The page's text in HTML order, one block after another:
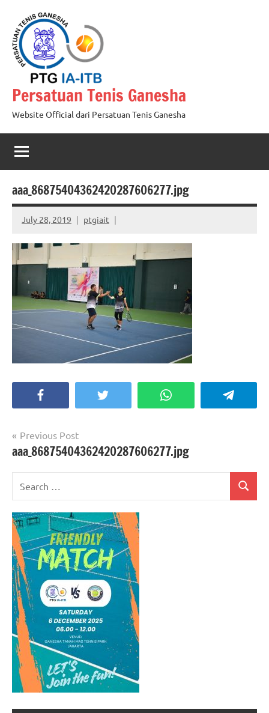
content
Persatuan Tenis Ganesha
Website Official dari Persatuan Tenis Ganesha
aaa_86875404362420287606277.jpg
July 28, 2019 ptgiait
Twitter WhatsApp
Post
navigation
Previous Post
aaa_86875404362420287606277.jpg
Search